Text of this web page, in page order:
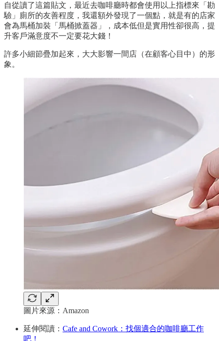
自從讀了這篇貼文，最近去咖啡廳時都會使用以上指標來「勘
驗」廁所的友善程度，我還額外發現了一個點，就是有的店家
會為馬桶加裝「馬桶掀蓋器」，成本低但是實用性卻很高，提
升客戶滿意度不一定要花大錢！
許多小細節疊加起來，大大影響一間店（在顧客心目中）的形
象。
圖片來源：Amazon
延伸閱讀： Cafe and Cowork：找個適合的咖啡廳工作
吧！